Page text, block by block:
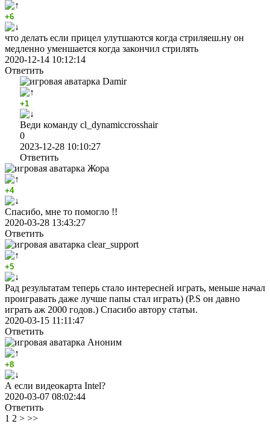
+6
что делать если прицел улутшаются когда стриляеш.ну он
медленно уменшается когда закончил стрилять
2020-12-14 10:12:14
Ответить
Damir
+1
Веди команду cl_dynamiccrosshair
0
2023-12-28 10:10:27
Ответить
Жора
+4
Спасибо, мне то помогло !!
2020-03-28 13:43:27
Ответить
clear_support
+5
Рад результатам теперь стало интересней играть, меньше начал
проигравать даже лучше папы стал играть) (P.S он давно
играть аж 2000 годов.) Спасибо автору статьи.
2020-03-15 11:11:47
Ответить
Аноним
+8
А если видеокарта Intel?
2020-03-07 08:02:44
Ответить
1 2 > >>